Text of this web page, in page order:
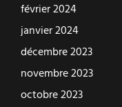
février 2024
janvier 2024
décembre 2023
novembre 2023
octobre 2023